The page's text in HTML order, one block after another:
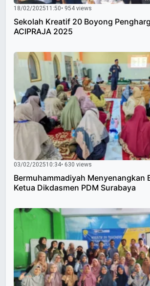
18/02/202511:50• 954 views
Sekolah Kreatif 20 Boyong
ACIPRAJA 2025
03/02/202510:34• 630 views
Bermuhammadiyah Menyenangkan
Ketua Dikdasmen PDM Surabaya